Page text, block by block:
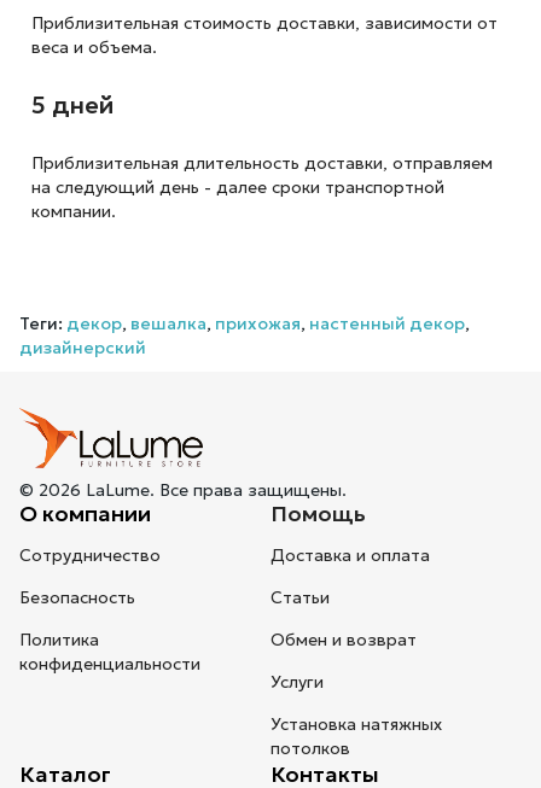
Приблизительная стоимость доставки, зависимости от
веса и объема.
5 дней
Приблизительная длительность доставки, отправляем
на следующий день - далее сроки транспортной
компании.
Теги: декор, вешалка, прихожая, настенный декор,
дизайнерский
© 2026 LaLume. Все права защищены.
О компании
Сотрудничество
Безопасность
Политика
конфиденциальности
Помощь
Доставка и оплата
Статьи
Обмен и возврат
Услуги
Установка натяжных
потолков
Каталог Контакты